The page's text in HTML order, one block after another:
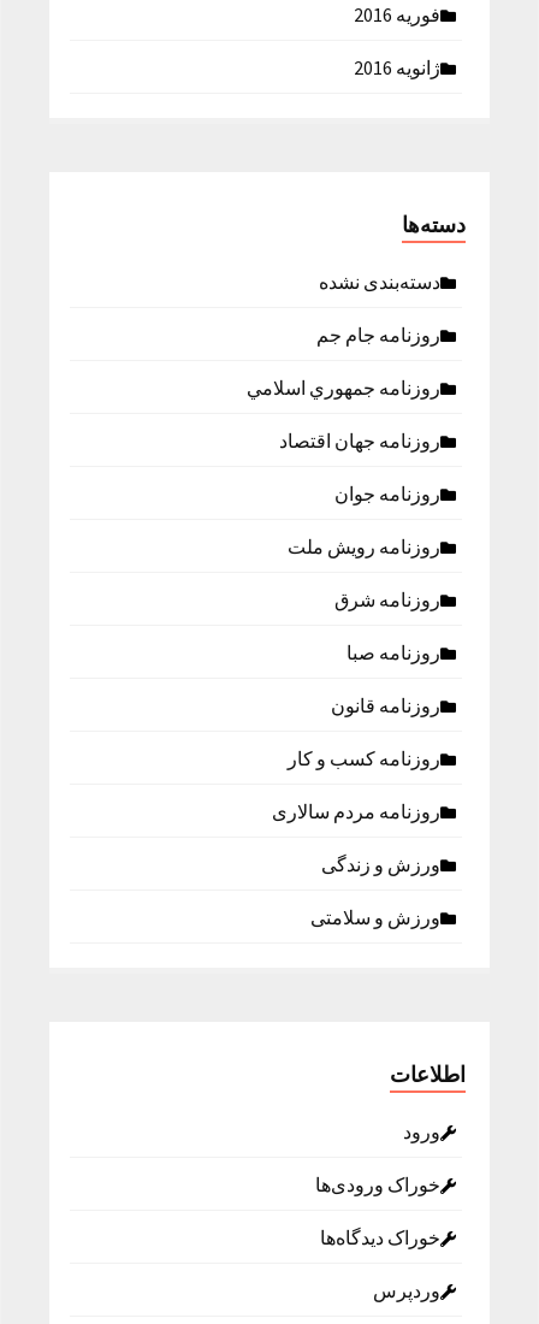
فوریه 2016
ژانویه 2016
دسته‌ها
دسته‌بندی نشده
روزنامه جام جم
روزنامه جمهوري اسلامي
روزنامه جهان اقتصاد
روزنامه جوان
روزنامه رویش ملت
روزنامه شرق
روزنامه صبا
روزنامه قانون
روزنامه كسب و كار
روزنامه مردم سالاری
ورزش و زندگی
ورزش و سلامتی
اطلاعات
ورود
خوراک ورودی‌ها
خوراک دیدگاه‌ها
وردپرس